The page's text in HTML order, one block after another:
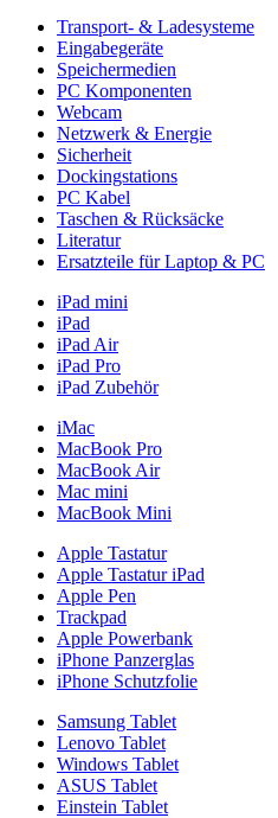
Transport- & Ladesysteme
Eingabegeräte
Speichermedien
PC Komponenten
Webcam
Netzwerk & Energie
Sicherheit
Dockingstations
PC Kabel
Taschen & Rücksäcke
Literatur
Ersatzteile für Laptop & PC
iPad mini
iPad
iPad Air
iPad Pro
iPad Zubehör
iMac
MacBook Pro
MacBook Air
Mac mini
MacBook Mini
Apple Tastatur
Apple Tastatur iPad
Apple Pen
Trackpad
Apple Powerbank
iPhone Panzerglas
iPhone Schutzfolie
Samsung Tablet
Lenovo Tablet
Windows Tablet
ASUS Tablet
Einstein Tablet